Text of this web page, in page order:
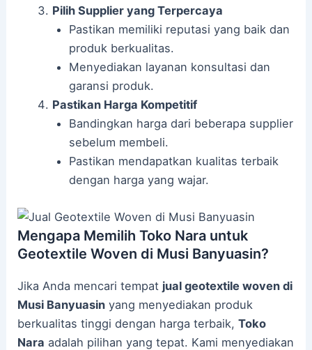
Pilih Supplier yang Terpercaya
Pastikan memiliki reputasi yang baik dan
produk berkualitas.
Menyediakan layanan konsultasi dan
garansi produk.
Pastikan Harga Kompetitif
Bandingkan harga dari beberapa supplier
sebelum membeli.
Pastikan mendapatkan kualitas terbaik
dengan harga yang wajar.
Mengapa Memilih Toko Nara untuk
Geotextile Woven di Musi Banyuasin?
Jika Anda mencari tempat jual geotextile woven di
Musi Banyuasin yang menyediakan produk
berkualitas tinggi dengan harga terbaik,Toko
Nara adalah pilihan yang tepat. Kami menyediakan